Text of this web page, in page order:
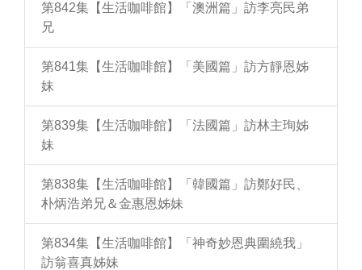
第842集【生活咖啡館】「澳洲篇」訪李亮民弟
兄
第841集【生活咖啡館】「美國篇」訪方靜恩姊
妹
第839集【生活咖啡館】「法國篇」訪林主珣姊
妹
第838集【生活咖啡館】「韓國篇」訪鄭好民、
朴炳浩弟兄＆金惠恩姊妹
第834集【生活咖啡館】「神奇妙恩典圍繞我」
訪翁喜真姊妹